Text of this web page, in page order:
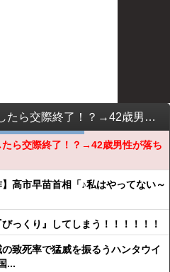
カフェでケーキを“半分こ”したら交際終了！？→42歳男性が落ちた“価値観の違い”の落とし穴
たら交際終了！？→42歳男性が落ち
高市早苗首相「♪私はやってない～
っくり』してしまう！！！！！！
致死率で猛威を振るうハンタウイ
...